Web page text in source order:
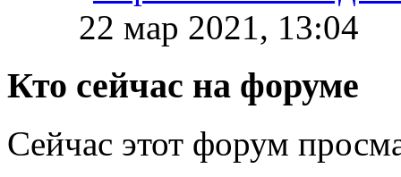
22 мар 2021, 13:04
Кто сейчас на форуме
Сейчас этот форум